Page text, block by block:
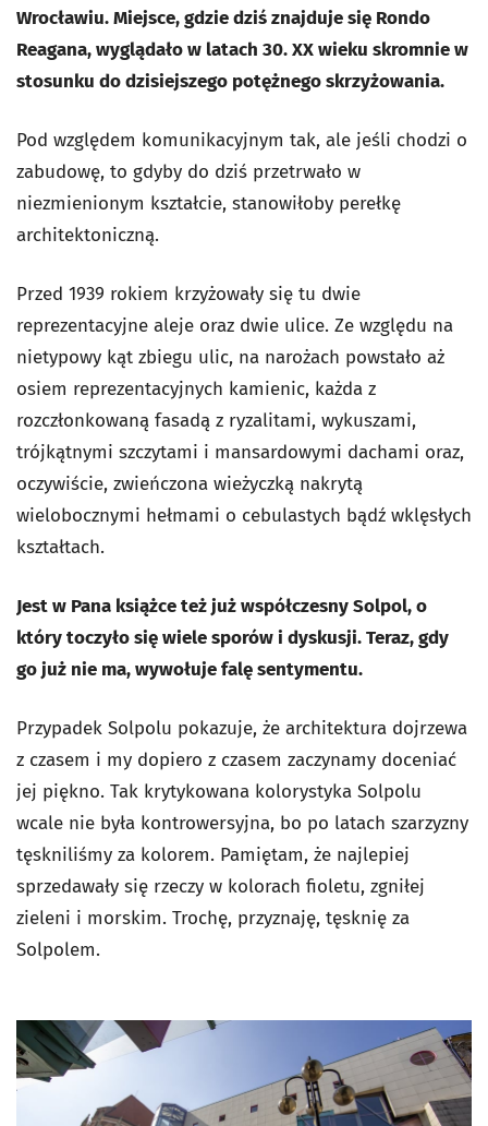
Wrocławiu. Miejsce, gdzie dziś znajduje się Rondo
Reagana, wyglądało w latach 30. XX wieku skromnie w
stosunku do dzisiejszego potężnego skrzyżowania.
Pod względem komunikacyjnym tak, ale jeśli chodzi o
zabudowę, to gdyby do dziś przetrwało w
niezmienionym kształcie, stanowiłoby perełkę
architektoniczną.
Przed 1939 rokiem krzyżowały się tu dwie
reprezentacyjne aleje oraz dwie ulice. Ze względu na
nietypowy kąt zbiegu ulic, na narożach powstało aż
osiem reprezentacyjnych kamienic, każda z
rozczłonkowaną fasadą z ryzalitami, wykuszami,
trójkątnymi szczytami i mansardowymi dachami oraz,
oczywiście, zwieńczona wieżyczką nakrytą
wielobocznymi hełmami o cebulastych bądź wklęsłych
kształtach.
Jest w Pana książce też już współczesny Solpol, o
który toczyło się wiele sporów i dyskusji. Teraz, gdy
go już nie ma, wywołuje falę sentymentu.
Przypadek Solpolu pokazuje, że architektura dojrzewa
z czasem i my dopiero z czasem zaczynamy doceniać
jej piękno. Tak krytykowana kolorystyka Solpolu
wcale nie była kontrowersyjna, bo po latach szarzyzny
tęskniliśmy za kolorem. Pamiętam, że najlepiej
sprzedawały się rzeczy w kolorach fioletu, zgniłej
zieleni i morskim. Trochę, przyznaję, tęsknię za
Solpolem.